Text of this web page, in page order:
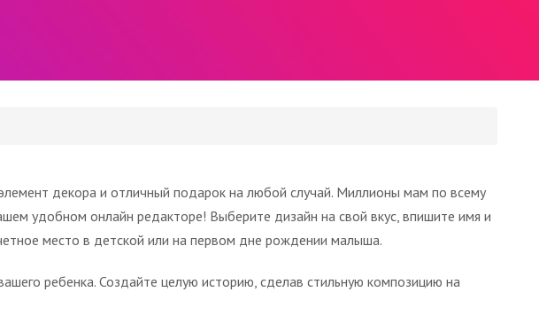
декора и отличный подарок на любой случай. Миллионы мам по всему
удобном онлайн редакторе! Выберите дизайн на свой вкус, впишите имя и
место в детской или на первом дне рождении малыша.
ребенка. Создайте целую историю, сделав стильную композицию на